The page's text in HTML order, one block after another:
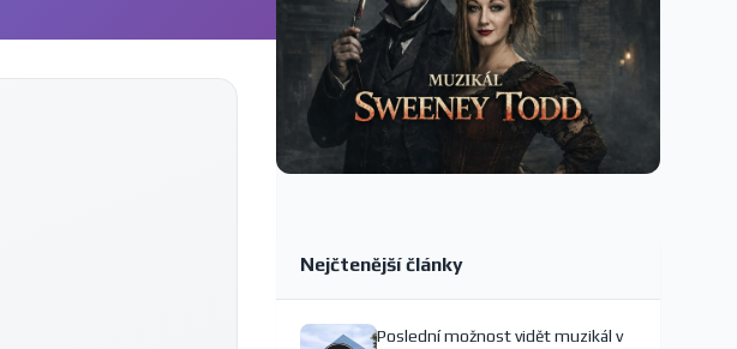
Nejčtenější články
Poslední možnost vidět muzikál v